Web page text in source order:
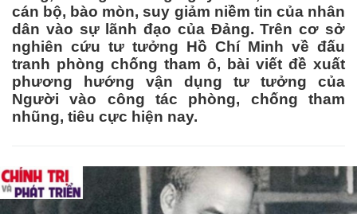
cán bộ, bào mòn, suy giảm niềm tin của nhân
dân vào sự lãnh đạo của Đảng. Trên cơ sở
nghiên cứu tư tưởng Hồ Chí Minh về đấu
tranh phòng chống tham ô, bài viết đề xuất
phương hướng vận dụng tư tưởng của
Người vào công tác phòng, chống tham
nhũng, tiêu cực hiện nay.